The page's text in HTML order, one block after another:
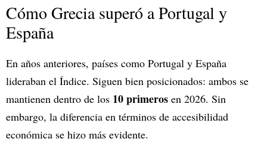
Cómo Grecia superó a Portugal y
España
En años anteriores, países como Portugal y España
lideraban el Índice. Siguen bien posicionados: ambos se
mantienen dentro de los 10 primeros en 2026. Sin
embargo, la diferencia en términos de accesibilidad
económica se hizo más evidente.